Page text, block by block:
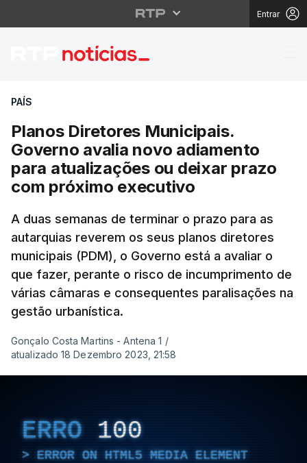
Entrar
Planos Diretores
PAÍS
Planos Diretores Municipais.
Governo avalia novo adiamento
para atualizações ou deixar prazo
com próximo executivo
A duas semanas de terminar o prazo para as
autarquias reverem os seus planos diretores
municipais (PDM), o Governo está a avaliar o
que fazer, perante o risco de incumprimento de
várias câmaras e consequentes paralisações na
gestão urbanística.
Gonçalo Costa Martins - Antena 1 /
atualizado 18 Dezembro 2023, 21:58
ERRO 100
ERROR ON HTML5 MEDIA ELEMENT